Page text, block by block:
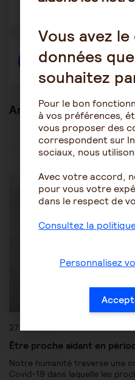
fenêtre fenêtre
Créer une
Articles en lien
Être aidant Le rôle de l'aidant
27 avril 2020
Être proche aidant en
Notre humanité traverse une
Covid-19 dans laquelle les
Vous avez
données
souhaitez
Pour le bon
à vos préférences,
vous proposer des
correspondent sur
sociaux, nous
Avec votre accord,
pour vous votre
dans le respect de
Consultez la
Personnalisez